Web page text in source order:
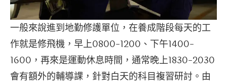
一般來說進到地勤修護單位，在養成階段每天的工
作就是修飛機，早上0800-1200、下午1400-
1600，再來是運動休息時間，通常晚上1830-2030
會有額外的輔導課，針對白天的科目複習研討。由